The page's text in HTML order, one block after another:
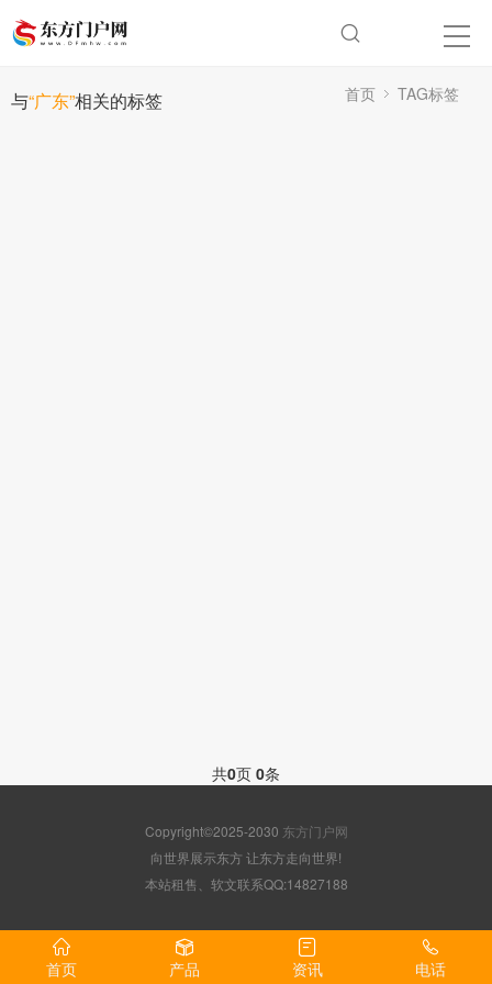
与“广东”相关的标签 首页 TAG标签
共0页 0条
Copyright©2025-2030 东方门户网
向世界展示东方 让东方走向世界!
本站租售、软文联系QQ:14827188
首页 产品 资讯 电话